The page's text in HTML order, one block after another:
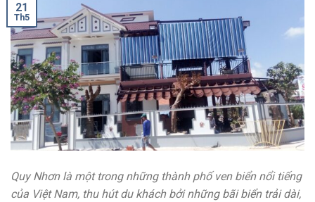
21
Th5
Quy Nhơn là một trong những thành phố ven biển nổi tiếng
của Việt Nam, thu hút du khách bởi những bãi biển trải dài,